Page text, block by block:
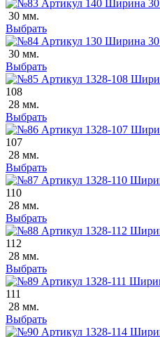
30 мм.
Выбрать
30 мм.
Выбрать
108
28 мм.
Выбрать
107
28 мм.
Выбрать
110
28 мм.
Выбрать
112
28 мм.
Выбрать
111
28 мм.
Выбрать